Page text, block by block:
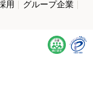
用
グループ企業